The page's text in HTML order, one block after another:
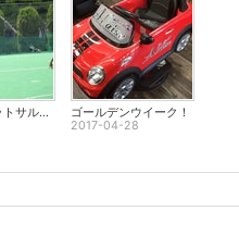
理容組合フットサル東京大会「E-toco CUP」
ゴールデンウイーク！
2017-04-28